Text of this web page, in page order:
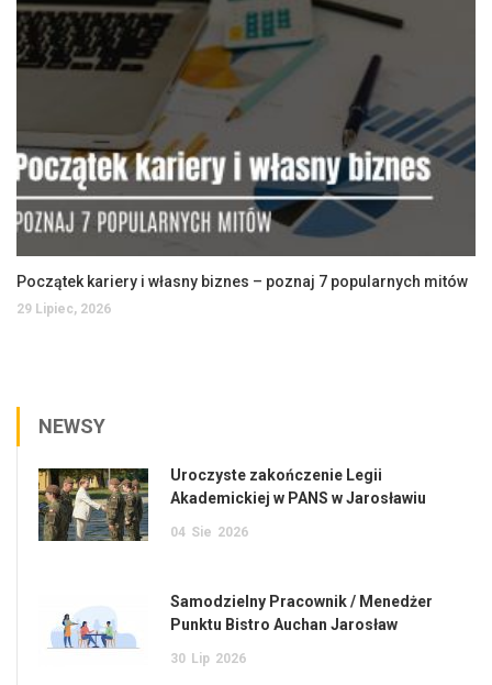
Początek kariery i własny biznes – poznaj 7 popularnych mitów
29 Lipiec, 2026
NEWSY
Uroczyste zakończenie Legii
Akademickiej w PANS w Jarosławiu
04 Sie 2026
Samodzielny Pracownik / Menedżer
Punktu Bistro Auchan Jarosław
30 Lip 2026